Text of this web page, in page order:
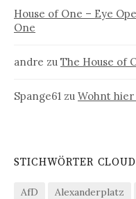
House of One – Eye
One
andre zu The House of
Spange61 zu Wohnt hier
STICHWÖRTER CLOUD
AfD Alexanderplatz